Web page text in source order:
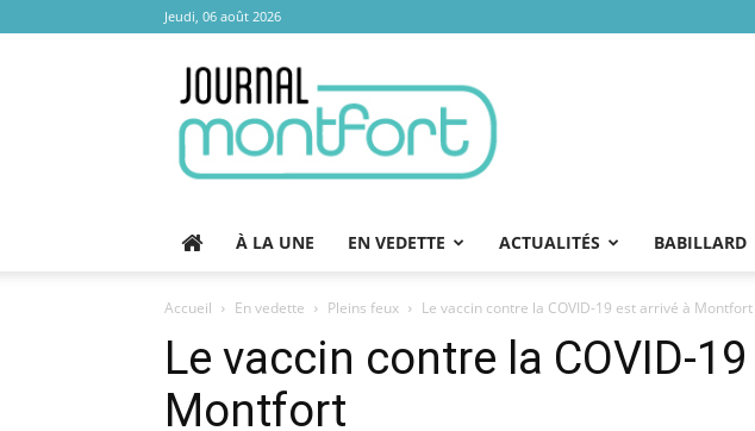
Jeudi, 06 août 2026
Montfort
À LA UNE EN VEDETTE ACTUALITÉS BABILLARD
Accueil En vedette Pleins feux Le vaccin contre la COVID-19 est arrivé à Montfort
Le vaccin contre la COVID-
Montfort